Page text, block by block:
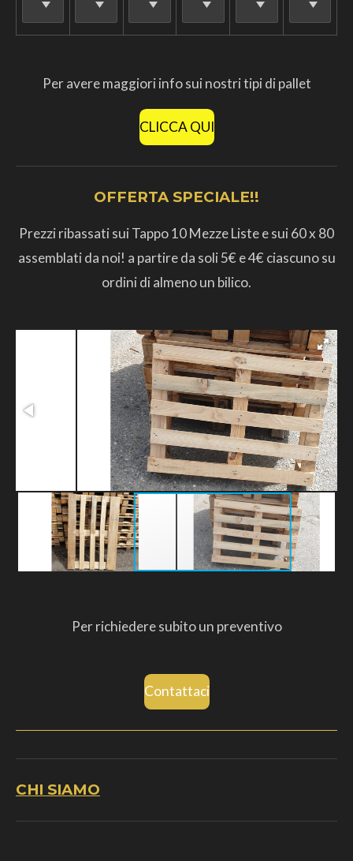
Per avere maggiori info sui nostri tipi di pallet
CLICCA QUI
OFFERTA SPECIALE!!
Prezzi ribassati sui Tappo 10 Mezze Liste e sui 60 x 80
assemblati da noi! a partire da soli 5€ e 4€ ciascuno su
ordini di almeno un bilico.
Per richiedere subito un preventivo
Contattaci
CHI SIAMO